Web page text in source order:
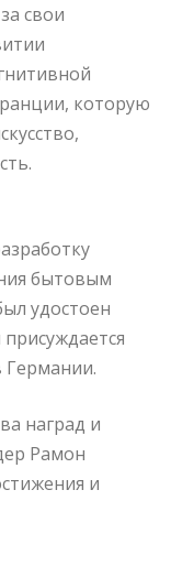
свои
которую
бытовым
удостоен
наград и
Рамон
и